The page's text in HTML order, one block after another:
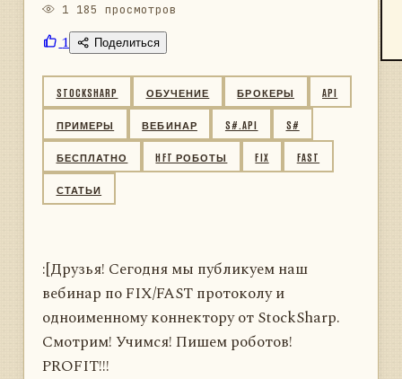
1 185 просмотров
1 Поделиться
STOCKSHARP ОБУЧЕНИЕ БРОКЕРЫ API
ПРИМЕРЫ ВЕБИНАР S#.API S#
БЕСПЛАТНО HFT РОБОТЫ FIX FAST
СТАТЬИ
:[Друзья! Сегодня мы публикуем наш
вебинар по FIX/FAST протоколу и
одноименному коннектору от StockSharp.
Смотрим! Учимся! Пишем роботов!
PROFIT!!!